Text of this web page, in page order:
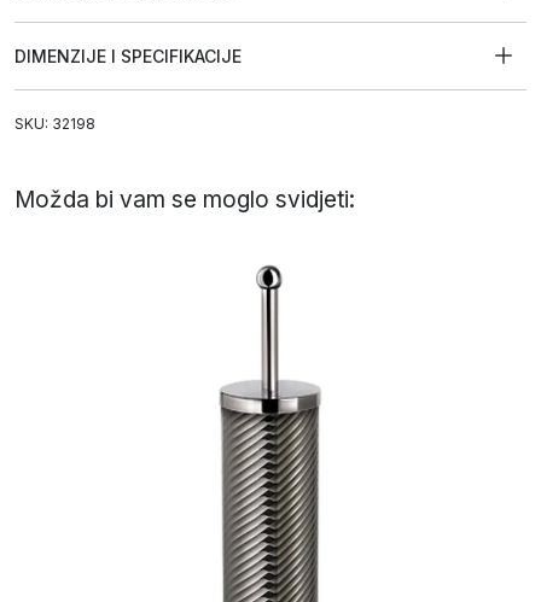
DIMENZIJE I SPECIFIKACIJE
SKU: 32198
Možda bi vam se moglo svidjeti: